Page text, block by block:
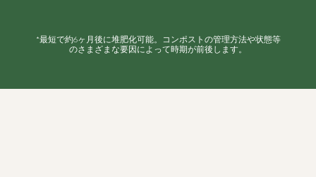
*最短で約6ヶ月後に堆肥化可能。コンポストの管理方法や状態等
のさまざまな要因によって時期が前後します。